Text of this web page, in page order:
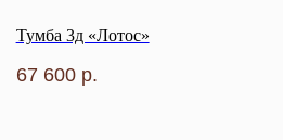
Тумба 3д «Лотос»
67 600 р.